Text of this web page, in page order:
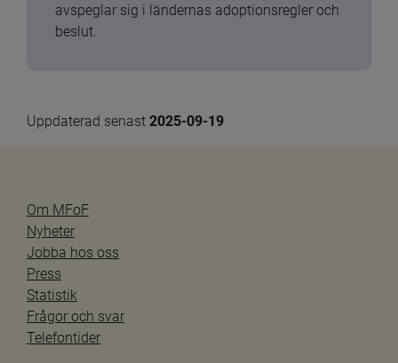
avspeglar sig i ländernas adoptionsregler och
beslut.
Uppdaterad senast 2025-09-19
Om MFoF
Nyheter
Jobba hos oss
Press
Statistik
Frågor och svar
Telefontider